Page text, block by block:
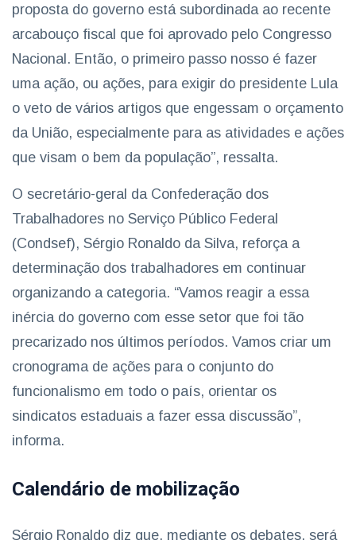
proposta do governo está subordinada ao recente
arcabouço fiscal que foi aprovado pelo Congresso
Nacional. Então, o primeiro passo nosso é fazer
uma ação, ou ações, para exigir do presidente Lula
o veto de vários artigos que engessam o orçamento
da União, especialmente para as atividades e ações
que visam o bem da população”, ressalta.
O secretário-geral da Confederação dos
Trabalhadores no Serviço Público Federal
(Condsef), Sérgio Ronaldo da Silva, reforça a
determinação dos trabalhadores em continuar
organizando a categoria. “Vamos reagir a essa
inércia do governo com esse setor que foi tão
precarizado nos últimos períodos. Vamos criar um
cronograma de ações para o conjunto do
funcionalismo em todo o país, orientar os
sindicatos estaduais a fazer essa discussão”,
informa.
Calendário de mobilização
Sérgio Ronaldo diz que, mediante os debates, será